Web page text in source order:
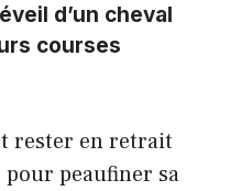
d’un cheval
courses
rester en retrait
peaufiner sa